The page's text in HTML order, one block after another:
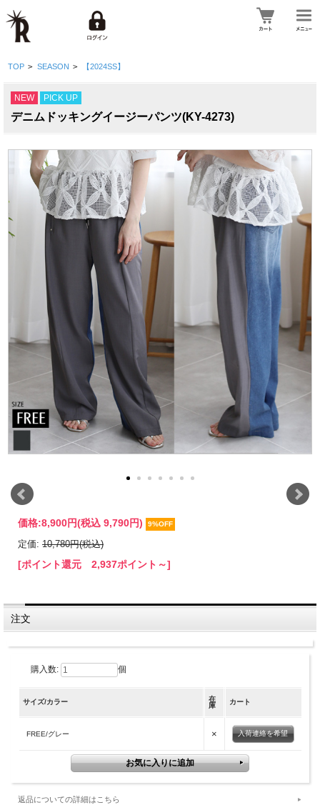
TOP > SEASON > 【2024SS】
NEW PICK UP
デニムドッキングイージーパンツ(KY-4273)
価格:8,900円(税込 9,790円) 9%OFF
定価: 10,780円(税込)
[ポイント還元 2,937ポイント～]
注文
購入数: 個
サイズ/カラー
在
庫
カート
FREE/グレー × 入荷連絡を希望
返品についての詳細はこちら